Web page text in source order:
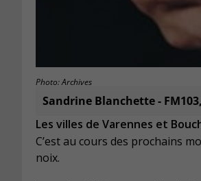
Photo: Archives
Sandrine Blanchette -
Les villes de Varennes et
C’est au cours des prochains
noix.